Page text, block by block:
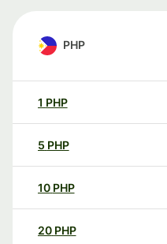
PHP
1 PHP
5 PHP
10 PHP
20 PHP